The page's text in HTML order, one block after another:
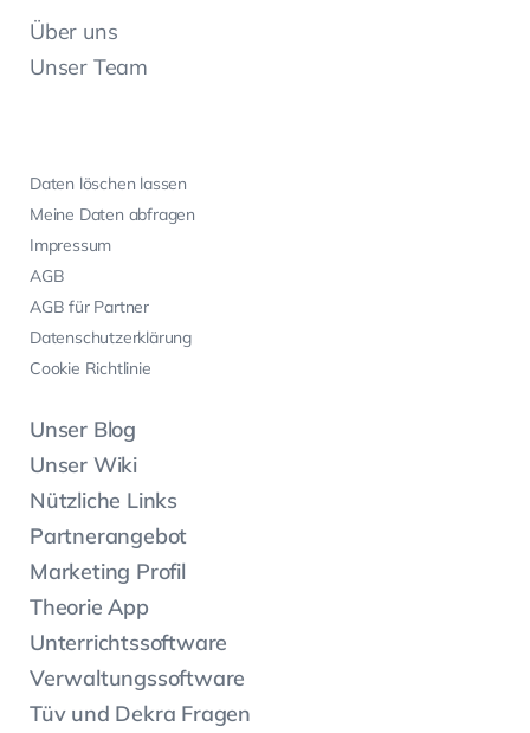
Über uns
Unser Team
Daten löschen lassen
Meine Daten abfragen
Impressum
AGB
AGB für Partner
Datenschutzerklärung
Cookie Richtlinie
Unser Blog
Unser Wiki
Nützliche Links
Partnerangebot
Marketing Profil
Theorie App
Unterrichtssoftware
Verwaltungssoftware
Tüv und Dekra Fragen